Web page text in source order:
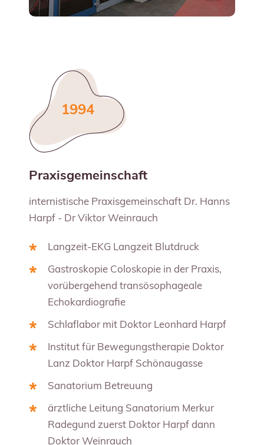
1994
Praxisgemeinschaft
internistische Praxisgemeinschaft Dr. Hanns
Harpf - Dr Viktor Weinrauch
Langzeit-EKG Langzeit Blutdruck
Gastroskopie Coloskopie in der Praxis,
vorübergehend transösophageale
Echokardiografie
Schlaflabor mit Doktor Leonhard Harpf
Institut für Bewegungstherapie Doktor
Lanz Doktor Harpf Schönaugasse
Sanatorium Betreuung
ärztliche Leitung Sanatorium Merkur
Radegund zuerst Doktor Harpf dann
Doktor Weinrauch